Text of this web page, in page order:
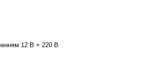
12 В + 220 В